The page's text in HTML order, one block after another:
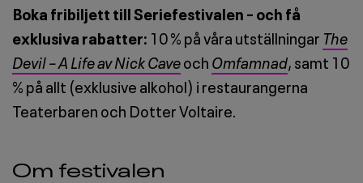
Boka fribiljett till Seriefestivalen – och få
exklusiva rabatter: 10 % på våra utställningar The
Devil – A Life av Nick CaveochOmfamnad, samt 10
% på allt (exklusive alkohol) i restaurangerna
Teaterbaren och Dotter Voltaire.
Om festivalen